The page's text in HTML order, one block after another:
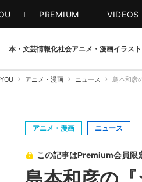
PREMIUM VIDEOS
本・文芸情報化社会アニメ・漫画イラス
アニメ・漫画 ニュース 島本和彦
アニメ・漫画 ニュース
この記事はPremium会員限